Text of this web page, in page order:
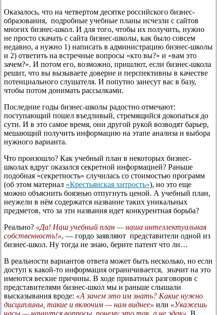
Оказалось, что на четвертом десятке российского бизнес-
образования, подробные учебные планы исчезли с сайтов
многих бизнес-школ. И для того, чтобы их получить, нужно
не просто скачать с сайта бизнес-школы, как было совсем
недавно, а нужно 1) написать в администрацию бизнес-школы
и 2) ответить на встречные вопросы «кто вы?» и «вам это
зачем?». И потом его, возможно, пришлют, если бизнес-школа
решит, что вы вызываете доверие и перспективны в качестве
потенциального слушателя. И попутно занесут вас в базу,
чтобы потом донимать рассылками.
Последние годы бизнес-школы радостно отмечают:
поступающий пошел въедливый, стремящийся докопаться до
сути. И в это самое время, они другой рукой возводят барьер,
мешающий получить информацию на этапе анализа и выбора
нужного варианта.
Что произошло? Как учебный план в некоторых бизнес-
школах вдруг оказался секретной информацией? Раньше
подобная «секретность» случилась со стоимостью программ
(об этом материал «Крестьянская хитрость»), но это еще
можно объяснить боязнью отпугнуть ценой. А учебный план,
неужели в нём содержатся название таких уникальных
предметов, что за эти названия идет конкурентная борьба?
Реально? «Да! Наш учебный план — наша интеллектуальная
собственность!», — гордо заявляют представители одной из
бизнес-школ. Ну тогда не знаю, берите патент что ли…
В реальности вариантов ответа может быть несколько, но если
доступ к какой-то информация ограничивается, значит на это
имеются веские причины. В ходе приватных разговоров с
представителями бизнес-школ мы и раньше слышали
высказывания вроде: «А зачем это им знать? Какие нужно
дисциплины, такие и включим — нам виднее» или «Укажешь
часы — начнутся вопросы, почему это так, а не эдак». В